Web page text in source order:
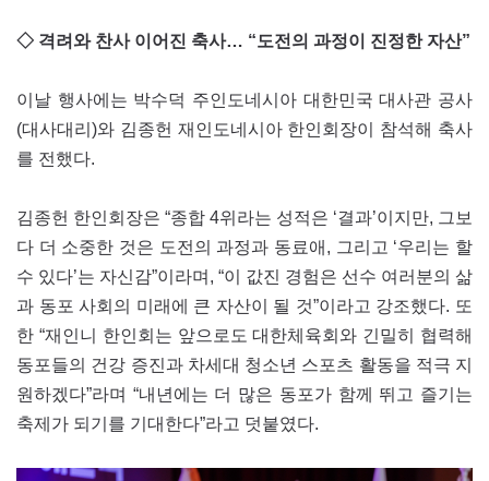
◇ 격려와 찬사 이어진 축사… “도전의 과정이 진정한 자산”
이날 행사에는 박수덕 주인도네시아 대한민국 대사관 공사
(대사대리)와 김종헌 재인도네시아 한인회장이 참석해 축사
를 전했다.
김종헌 한인회장은 “종합 4위라는 성적은 ‘결과’이지만, 그보
다 더 소중한 것은 도전의 과정과 동료애, 그리고 ‘우리는 할
수 있다’는 자신감”이라며, “이 값진 경험은 선수 여러분의 삶
과 동포 사회의 미래에 큰 자산이 될 것”이라고 강조했다. 또
한 “재인니 한인회는 앞으로도 대한체육회와 긴밀히 협력해
동포들의 건강 증진과 차세대 청소년 스포츠 활동을 적극 지
원하겠다”라며 “내년에는 더 많은 동포가 함께 뛰고 즐기는
축제가 되기를 기대한다”라고 덧붙였다.